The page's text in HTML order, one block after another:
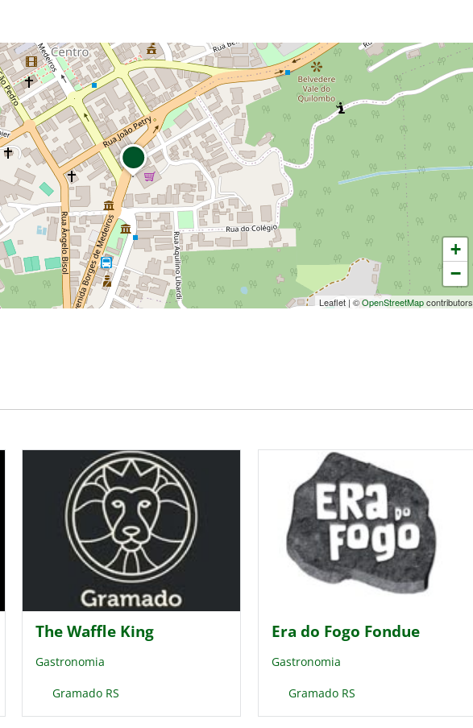
+
−
Leaflet | ©OpenStreetMapcontributors
The Waffle King
Gastronomia
Gramado RS
Era do Fogo Fondue
Gastronomia
Gramado RS